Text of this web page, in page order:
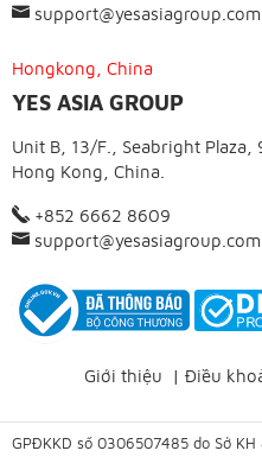
support@yesasiagroup.com
Hongkong, China
YES ASIA GROUP
Unit B, 13/F., Seabright
Hong Kong, China.
+852 6662 8609
support@yesasiagroup.com
Giới thiệu | Điều
GPĐKKD số 0306507485 do Sở KH